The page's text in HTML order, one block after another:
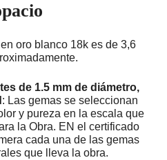
oro blanco 18k es de 3,6
de 1.5 mm de diámetro,
: Las gemas se seleccionan
y pureza en la escala que
la Obra. EN el certificado
cada una de las gemas
que lleva la obra.